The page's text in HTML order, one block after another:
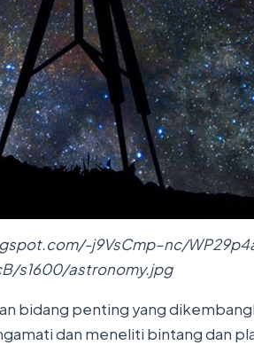
j9VsCmp–nc/
s1600/astronomy.jpg
bidang penting yang
dan meneliti bintang dan